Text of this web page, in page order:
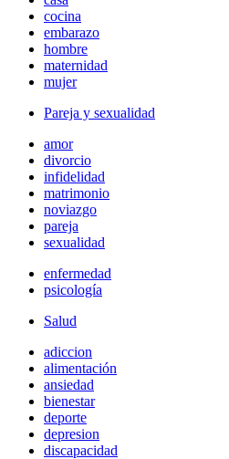
cocina
embarazo
hombre
maternidad
mujer
Pareja y sexualidad
amor
divorcio
infidelidad
matrimonio
noviazgo
pareja
sexualidad
enfermedad
psicología
Salud
adiccion
alimentación
ansiedad
bienestar
deporte
depresion
discapacidad